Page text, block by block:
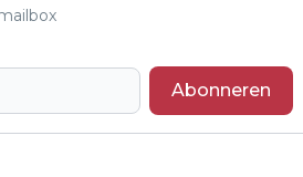
Abonneren